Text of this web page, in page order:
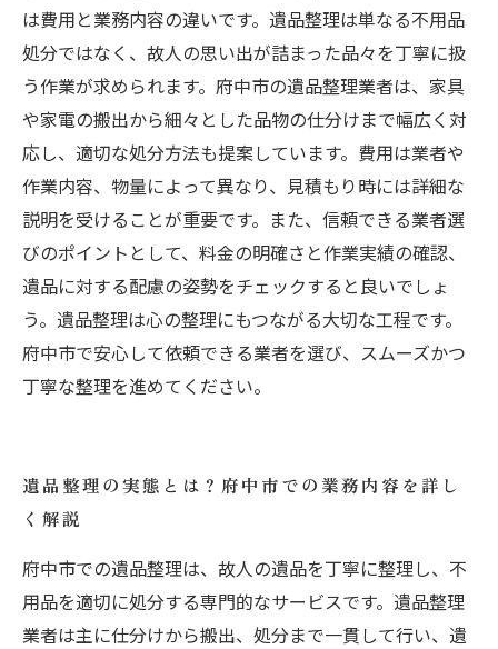
府中市での遺品整理、費用を抑える5つのコツ
遺品整理業者の選び方完全ガイド：府中市で失
敗しないために
は費用と業務内容の違いです。遺品整理は単なる不用品
処分ではなく、故人の思い出が詰まった品々を丁寧に扱
う作業が求められます。府中市の遺品整理業者は、家具
や家電の搬出から細々とした品物の仕分けまで幅広く対
応し、適切な処分方法も提案しています。費用は業者や
作業内容、物量によって異なり、見積もり時には詳細な
説明を受けることが重要です。また、信頼できる業者選
びのポイントとして、料金の明確さと作業実績の確認、
遺品に対する配慮の姿勢をチェックすると良いでしょ
う。遺品整理は心の整理にもつながる大切な工程です。
府中市で安心して依頼できる業者を選び、スムーズかつ
丁寧な整理を進めてください。
遺品整理の実態とは？府中市での業務内容を詳し
く解説
府中市での遺品整理は、故人の遺品を丁寧に整理し、不
用品を適切に処分する専門的なサービスです。遺品整理
業者は主に仕分けから搬出、処分まで一貫して行い、遺